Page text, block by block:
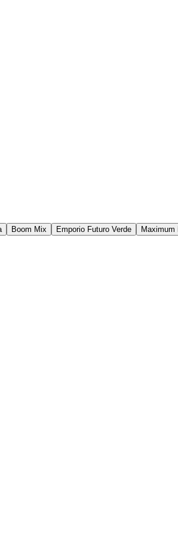
Boom Mix Emporio Futuro Verde Maximum